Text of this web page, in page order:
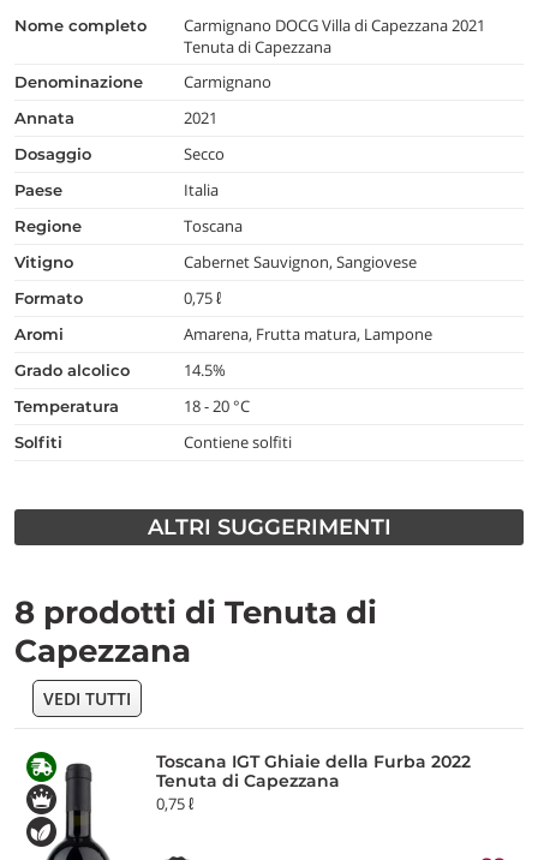
nome completo
Carmignano DOCG Villa di Capezzana 2021
Tenuta di Capezzana
denominazione Carmignano
annata 2021
dosaggio Secco
paese Italia
regione Toscana
vitigno Cabernet Sauvignon, Sangiovese
formato 0,75 ℓ
aromi Amarena, Frutta matura, Lampone
grado alcolico 14.5%
temperatura 18 - 20 °C
Solfiti Contiene solfiti
ALTRI SUGGERIMENTI
8 prodotti di Tenuta di
Capezzana
VEDI TUTTI
Toscana IGT Ghiaie della Furba 2022
Tenuta di Capezzana
0,75 ℓ